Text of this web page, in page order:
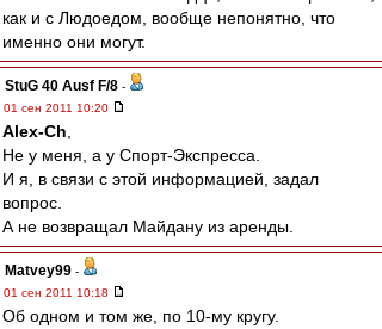
как и с Людоедом, вообще непонятно, что
именно они могут.
StuG 40 Ausf F/8 -
01 сен 2011 10:20
Alex-Ch
Не у меня, а у Спорт-Экспресса.
И я, в связи с этой информацией, задал
вопрос.
А не возвращал Майдану из аренды.
Matvey99 -
01 сен 2011 10:18
Об одном и том же, по 10-му кругу.